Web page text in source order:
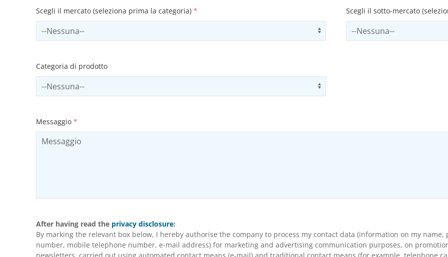
Scegli il mercato (seleziona prima la categoria) *
Select sector Use arrow keys to navigate
Scegli il sotto-mercato
Select subSector
Categoria di prodotto
Select productCategory
Messaggio *
After having read the privacy disclosure:
By marking the relevant box below, I hereby authorise the company to process my contact data (information on my
number, mobile telephone number, e-mail address) for marketing and advertising communication purposes, on